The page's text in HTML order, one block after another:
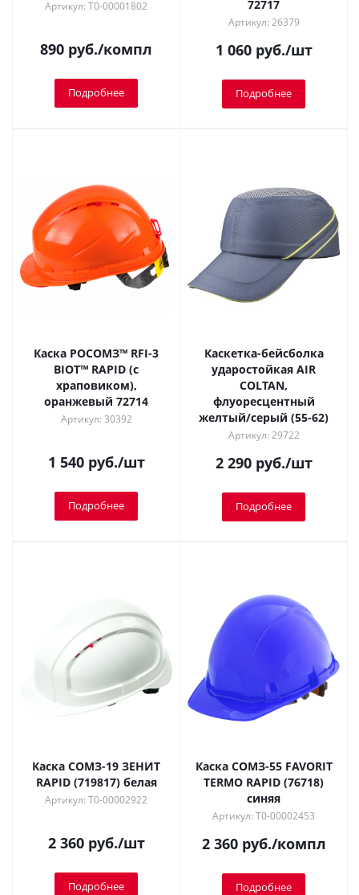
Артикул: Т0-00001802
890 руб./компл
Подробнее
72717
Артикул: 26379
1 060руб./шт
Подробнее
Каска РОСОМЗ™ RFI-3
BIOT™ RAPID (с
храповиком),
оранжевый 72714
Артикул: 30392
1 540руб./шт
Подробнее
Каскетка-бейсболка
ударостойкая AIR
COLTAN,
флуоресцентный
желтый/серый (55-62)
Артикул: 29722
2 290руб./шт
Подробнее
Каска СОМЗ-19 ЗЕНИТ
RAPID (719817) белая
Артикул: Т0-00002922
2 360руб./шт
Подробнее
Каска СОМЗ-55 FAVORIT
TERMO RAPID (76718)
синяя
Артикул: Т0-00002453
2 360руб./компл
Подробнее